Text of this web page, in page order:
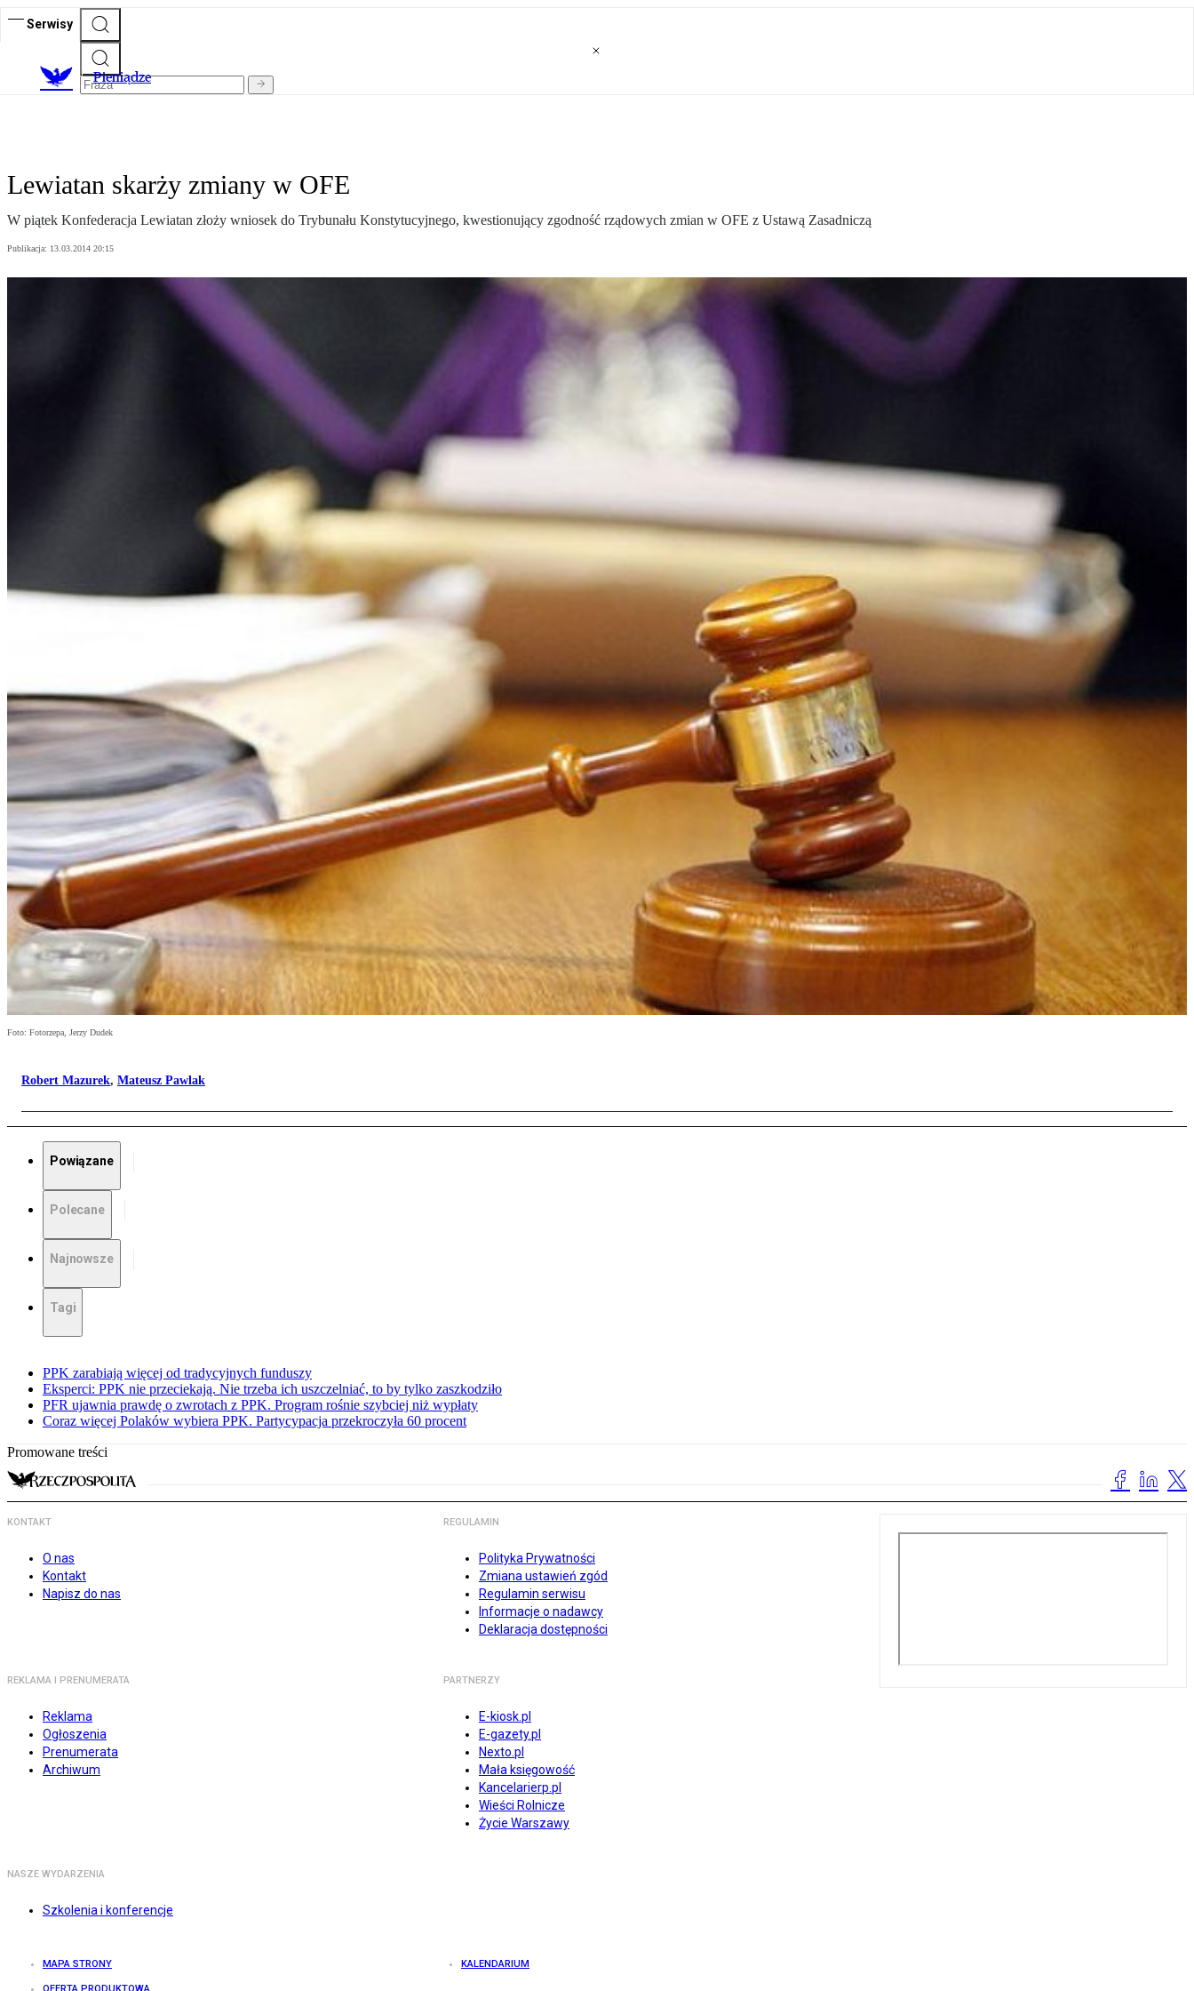
Serwisy
Pieniądze
Lewiatan skarży zmiany w OFE
W piątek Konfederacja Lewiatan złoży wniosek do Trybunału Konstytucyjnego, kwestionujący zgodność rządowych zmian w OFE z Ustawą Zasadniczą
Publikacja: 13.03.2014 20:15
Foto: Fotorzepa, Jerzy Dudek
Robert Mazurek, Mateusz Pawlak
Powiązane
Polecane
Najnowsze
Tagi
PPK zarabiają więcej od tradycyjnych funduszy
Eksperci: PPK nie przeciekają. Nie trzeba ich uszczelniać, to by tylko zaszkodziło
PFR ujawnia prawdę o zwrotach z PPK. Program rośnie szybciej niż wypłaty
Coraz więcej Polaków wybiera PPK. Partycypacja przekroczyła 60 procent
Promowane treści
KONTAKT
O nas
Kontakt
Napisz do nas
REGULAMIN
Polityka Prywatności
Zmiana ustawień zgód
Regulamin serwisu
Informacje o nadawcy
Deklaracja dostępności
REKLAMA I PRENUMERATA
Reklama
Ogłoszenia
Prenumerata
Archiwum
PARTNERZY
E-kiosk.pl
E-gazety.pl
Nexto.pl
Mała księgowość
Kancelarierp.pl
Wieści Rolnicze
Życie Warszawy
NASZE WYDARZENIA
Szkolenia i konferencje
MAPA STRONY KALENDARIUM